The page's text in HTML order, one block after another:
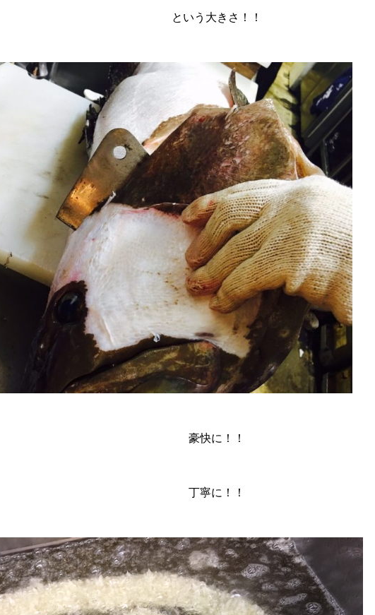
という大きさ！！
豪快に！！
丁寧に！！